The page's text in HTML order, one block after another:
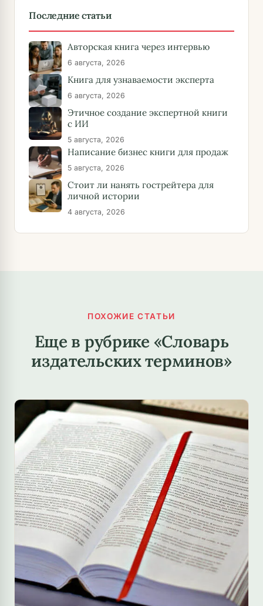
Последние статьи
Авторская книга через интервью
6 августа, 2026
Книга для узнаваемости эксперта
6 августа, 2026
Этичное создание экспертной книги
с ИИ
5 августа, 2026
Написание бизнес книги для продаж
5 августа, 2026
Стоит ли нанять гострейтера для
личной истории
4 августа, 2026
ПОХОЖИЕ СТАТЬИ
Еще в рубрике «Словарь
издательских терминов»